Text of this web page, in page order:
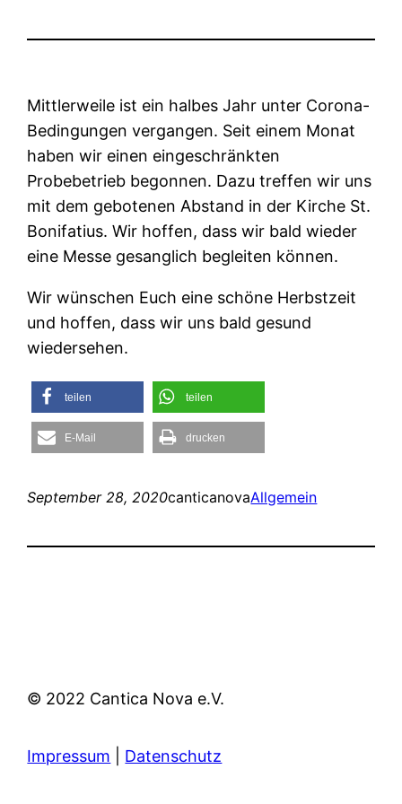
Mittlerweile ist ein halbes Jahr unter Corona-
Bedingungen vergangen. Seit einem Monat
haben wir einen eingeschränkten
Probebetrieb begonnen. Dazu treffen wir uns
mit dem gebotenen Abstand in der Kirche St.
Bonifatius. Wir hoffen, dass wir bald wieder
eine Messe gesanglich begleiten können.
Wir wünschen Euch eine schöne Herbstzeit
und hoffen, dass wir uns bald gesund
wiedersehen.
teilen teilen
E-Mail drucken
September 28, 2020canticanovaAllgemein
© 2022 Cantica Nova e.V.
Impressum Datenschutz